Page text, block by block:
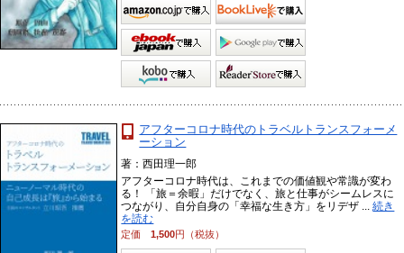
アフターコロナ時代のトラベルトランスフォーメ
ーション
著：西田理一郎
アフターコロナ時代は、これまでの価値観や常識が変わ
る！ 「旅＝余暇」だけでなく、旅と仕事がシームレスに
つながり、自分自身の「幸福な生き方」をリデザ ...続き
を読む
定価1,500円（税抜）